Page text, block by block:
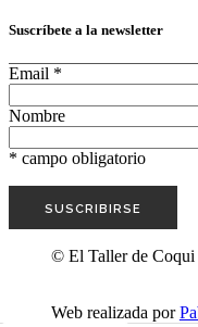
Suscríbete a la newsletter
Email *
Nombre
* campo obligatorio
© El Taller de Coqui
Web realizada por